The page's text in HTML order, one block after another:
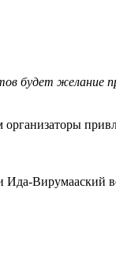
будет желание
Вирумааский